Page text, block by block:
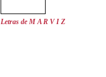
Letras de M A R V I Z